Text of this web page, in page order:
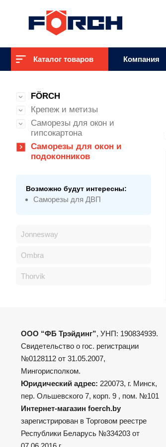
Каталог товаров Компания
FÖRCH
Крепеж и метизы
Саморезы для окон и
гипсокартона
Саморезы для окон и
подоконников
Возможно будут интересны:
Саморезы для ДВП
Jonnesway
Ombra
Thorvik
ООО “ФБ Трэйдинг”, УНП: 190834939.
Свидетельство о гос. регистрации
№0128112 от 31.05.2007,
Мингорисполком.
Юридический адрес: 220073, г. Минск,
пер. Ольшевского 7, корп. 9 , пом. №101
Интернет-магазин foerch.by
зарегистрирован в Торговом реестре
Республики Беларусь №334203 от